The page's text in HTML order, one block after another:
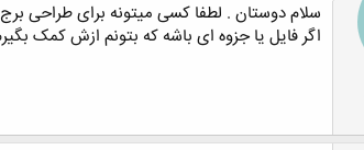
سلام دوستان . لطفا کسی میتونه برای طراحی
اگر فایل یا جزوه ای باشه که بتونم ازش کمک